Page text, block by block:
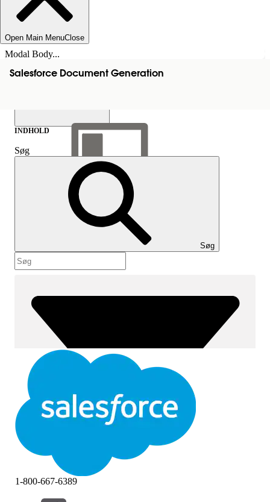
Open Main MenuClose
Modal Body...
Salesforce Document Generation
Vis indholdsfortegnelse
Indhold
INDHOLD
Søg
Søg
1-800-667-6389